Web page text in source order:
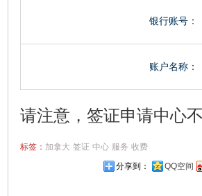
银行账号：
账户名称：
请注意，签证申请中心
标签： 加拿大 签证 中心 服务 收费
分享到：
QQ空间